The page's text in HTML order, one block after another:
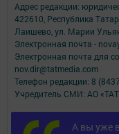
А вы уже
Адрес редакции:
422610, Республика
Лаишево, ул. Марии
Электронная почта -
Электронная почта для
nov.dir@tatmedia.com
Телефон редакции: 8
Учредитель СМИ: АО
Антикоррупционная
АО «ТАТМЕДИА»